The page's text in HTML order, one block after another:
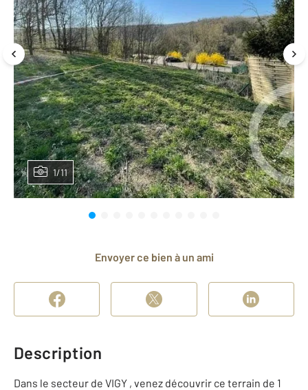
1/11
Envoyer ce bien à un ami
Description
Dans le secteur de VIGY , venez découvrir ce terrain de 1